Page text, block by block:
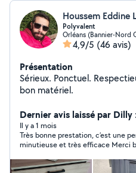
Houssem Eddine
Polyvalent
Orléans (Bannier-Nord
4,9/5 (46 avis)
Présentation
Sérieux. Ponctuel.
bon matériel.
Dernier avis laissé par
Il y a 1 mois
Très bonne prestation, c’est une
minutieuse et très efficace Merci beaucoup pour le montage